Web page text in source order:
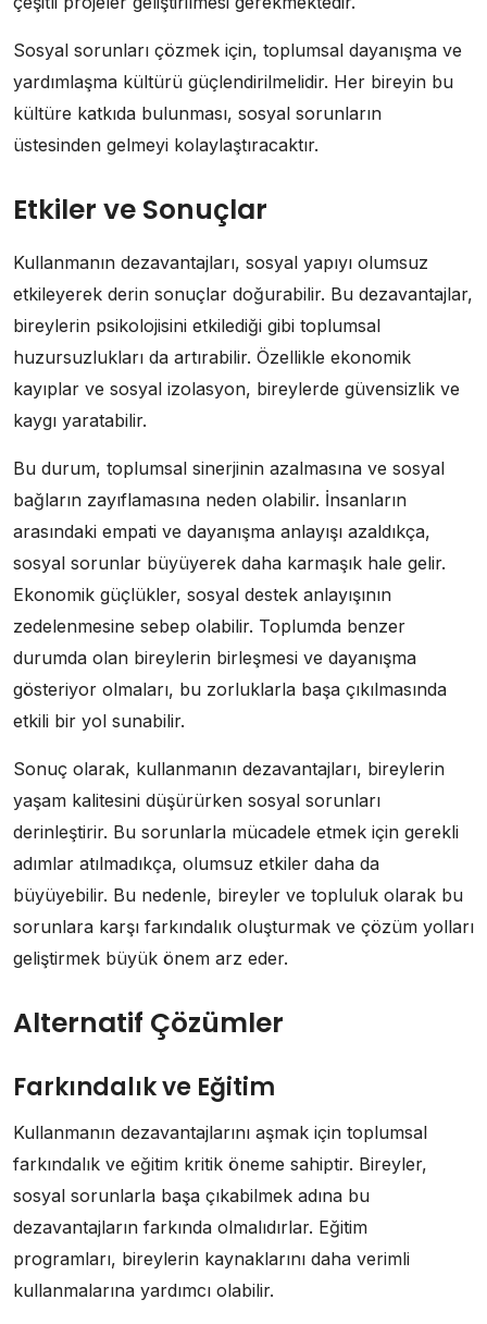
Sosyal sorunları çözmek için, toplumsal dayanışma ve
yardımlaşma kültürü güçlendirilmelidir. Her bireyin bu
kültüre katkıda bulunması, sosyal sorunların
üstesinden gelmeyi kolaylaştıracaktır.
Etkiler ve Sonuçlar
Kullanmanın dezavantajları, sosyal yapıyı olumsuz
etkileyerek derin sonuçlar doğurabilir. Bu dezavantajlar,
bireylerin psikolojisini etkilediği gibi toplumsal
huzursuzlukları da artırabilir. Özellikle ekonomik
kayıplar ve sosyal izolasyon, bireylerde güvensizlik ve
kaygı yaratabilir.
Bu durum, toplumsal sinerjinin azalmasına ve sosyal
bağların zayıflamasına neden olabilir. İnsanların
arasındaki empati ve dayanışma anlayışı azaldıkça,
sosyal sorunlar büyüyerek daha karmaşık hale gelir.
Ekonomik güçlükler, sosyal destek anlayışının
zedelenmesine sebep olabilir. Toplumda benzer
durumda olan bireylerin birleşmesi ve dayanışma
gösteriyor olmaları, bu zorluklarla başa çıkılmasında
etkili bir yol sunabilir.
Sonuç olarak, kullanmanın dezavantajları, bireylerin
yaşam kalitesini düşürürken sosyal sorunları
derinleştirir. Bu sorunlarla mücadele etmek için gerekli
adımlar atılmadıkça, olumsuz etkiler daha da
büyüyebilir. Bu nedenle, bireyler ve topluluk olarak bu
sorunlara karşı farkındalık oluşturmak ve çözüm yolları
geliştirmek büyük önem arz eder.
Alternatif Çözümler
Farkındalık ve Eğitim
Kullanmanın dezavantajlarını aşmak için toplumsal
farkındalık ve eğitim kritik öneme sahiptir. Bireyler,
sosyal sorunlarla başa çıkabilmek adına bu
dezavantajların farkında olmalıdırlar. Eğitim
programları, bireylerin kaynaklarını daha verimli
kullanmalarına yardımcı olabilir.